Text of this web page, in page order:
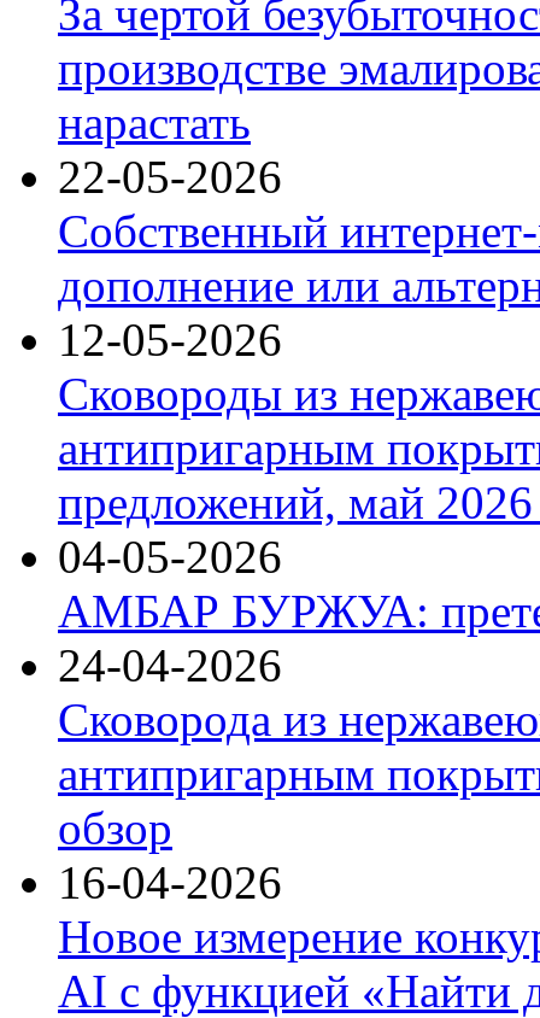
За чертой
производстве
нарастать
22-05-2026
Собственный
дополнение или
12-05-2026
Сковороды из
антипригарным
предложений, май 2026
04-05-2026
АМБАР БУРЖУА:
24-04-2026
Сковорода из
антипригарным
обзор
16-04-2026
Новое измерение
AI с функцией «Найти